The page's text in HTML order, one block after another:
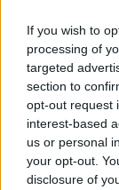
If you wish to
processing of
targeted
section to
opt-out request
interest-based
us or personal
your opt-out.
disclosure of